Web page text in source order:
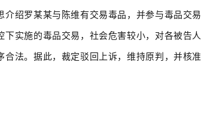
绍罗某某与陈维有交易毒品，并参与毒品交易
实施的毒品交易，社会危害较小，对各被告人
法。据此，裁定驳回上诉，维持原判，并核准